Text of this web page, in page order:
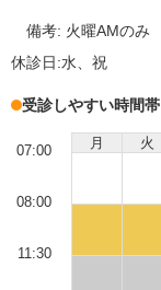
備考: 火曜AMのみ
休診日:水、祝
受診しやすい時間帯
月 火
07:00
08:00
11:30